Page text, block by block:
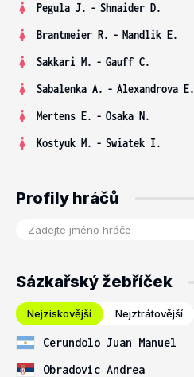
Pegula J. - Shnaider D.
Brantmeier R. - Mandlik E.
Sakkari M. - Gauff C.
Sabalenka A. - Alexandrova E.
Mertens E. - Osaka N.
Kostyuk M. - Swiatek I.
Profily hráčů
Sázkařský žebříček
Nejziskovější Nejztrátovější
Cerundolo Juan Manuel
Obradovic Andrea